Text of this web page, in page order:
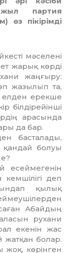
партия
өз пікірімді
мәселені
жарық көрді
жаңғыру:
жазылып та,
елден ерекше
білді­ре­йін­­ші
арасында
да бар.
басталады,
болуы
есеймегенін
деп
қылық
Абайдың
рухани
еке­нін жас
жатқан болар.
жоқ, көрінген